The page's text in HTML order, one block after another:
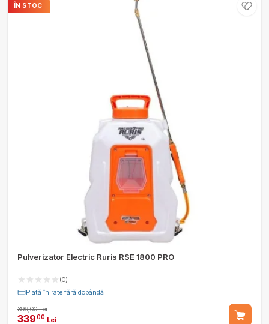
ÎN STOC
Pulverizator Electric Ruris RSE 1800 PRO
(0)
Plată în rate fără dobândă
399,00 Lei
33900 Lei